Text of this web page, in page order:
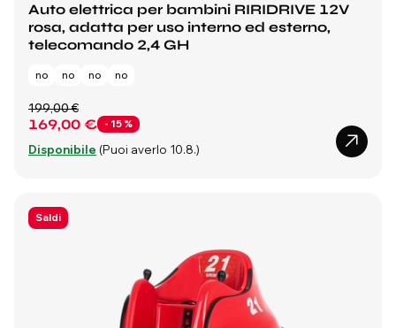
Auto elettrica per bambini RIRIDRIVE 12V
rosa, adatta per uso interno ed esterno,
telecomando 2,4 GH
no no no no
169,00 € - 15 %
199,00 €
Disponibile (Puoi averlo 10.8.)
Saldi